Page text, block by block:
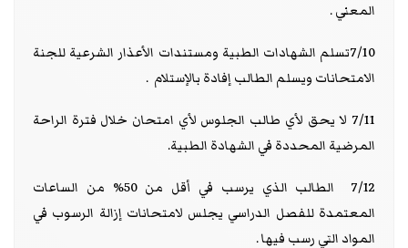
المعني .
7/10تسلم الشهادات الطبية ومستندات الأعذار الشرعية للجنة
الامتحانات ويسلم الطالب إفادة بالإستلام .
7/11 لا يحق لأي طالب الجلوس لأي امتحان خلال فترة الراحة
المرضية المحددة في الشهادة الطبية.
7/12 الطالب الذي يرسب في أقل من 50% من الساعات
المعتمدة للفصل الدراسي يجلس لامتحانات إزالة الرسوب في
المواد التي رسب فيها .